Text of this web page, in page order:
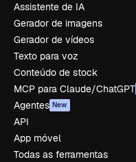
Assistente de IA
Gerador de imagens
Gerador de vídeos
Texto para voz
Conteúdo de stock
MCP para Claude/ChatGPT
Agentes New
API
App móvel
Todas as ferramentas